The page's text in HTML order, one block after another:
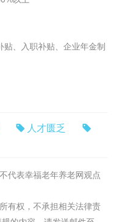
、入职补贴、企业年金制
人才匮乏
代表幸福老年养老网观点
有权，不承担相关法律责